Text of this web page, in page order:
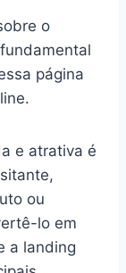
o
página
e atrativa é
ou
lo em
a landing